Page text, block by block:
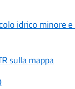
idrico minore
sulla mappa